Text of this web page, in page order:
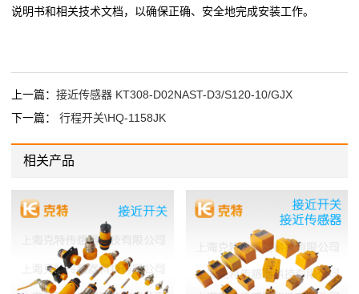
说明书和相关技术文档，以确保正确、安全地完成安装工作。
上一篇： 接近传感器 KT308-D02NAST-D3/S120-10/GJX
下一篇： 行程开关\HQ-1158JK
相关产品